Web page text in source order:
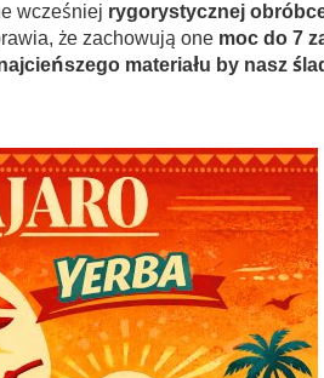
wcześniej rygorystycznej
że zachowują one moc do 7
materiału by nasz